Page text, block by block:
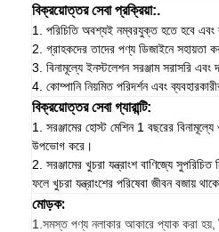
বিক্রয়োত্তর সেবা প্রক্রিয়া:.
1. পরিচিতি অবশ্যই নম্বরযুক্ত হতে হবে এবং
2. গ্রাহকদের তাদের পণ্য ডিজাইনে সহায়তা
3. বিনামূল্যে ইনস্টলেশন সরঞ্জাম সরাসরি এবং
4. কোম্পানি নিয়মিত পরিদর্শন এবং
বিক্রয়োত্তর সেবা গ্যারান্টি:
1. সরঞ্জামের হোস্ট মেশিন 1 বছরের বিনামূল্যে
উপভোগ করে।
2. সরঞ্জামের খুচরা যন্ত্রাংশ বাণিজ্যে সুপরিচিত
ফলে খুচরা যন্ত্রাংশের পরিষেবা জীবন বজায়
মোড়ক:
1.সমস্ত পণ্য নলাকার আকারে প্যাক করা হয়,